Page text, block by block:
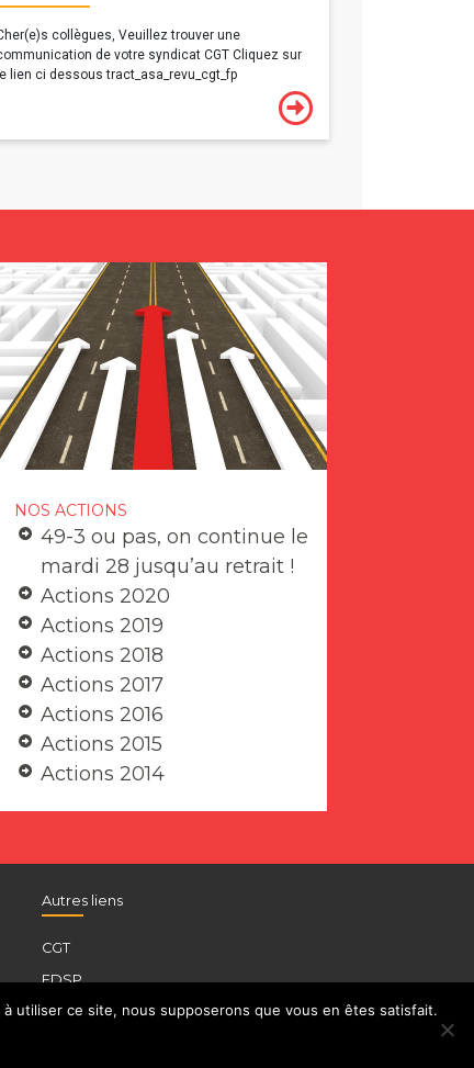
collègues, Veuillez trouver une
de votre syndicat CGT Cliquez sur
le lien ci dessous tract_asa_revu_cgt_fp
NOS ACTIONS
49-3 ou pas, on continue le
mardi 28 jusqu’au retrait !
Actions 2020
Actions 2019
Actions 2018
Actions 2017
Actions 2016
Actions 2015
Actions 2014
Autres liens
CGT
FDSP
UFICT
utiliser ce site, nous supposerons que vous en êtes satisfait.